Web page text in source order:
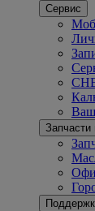
Сервис
Запчасти